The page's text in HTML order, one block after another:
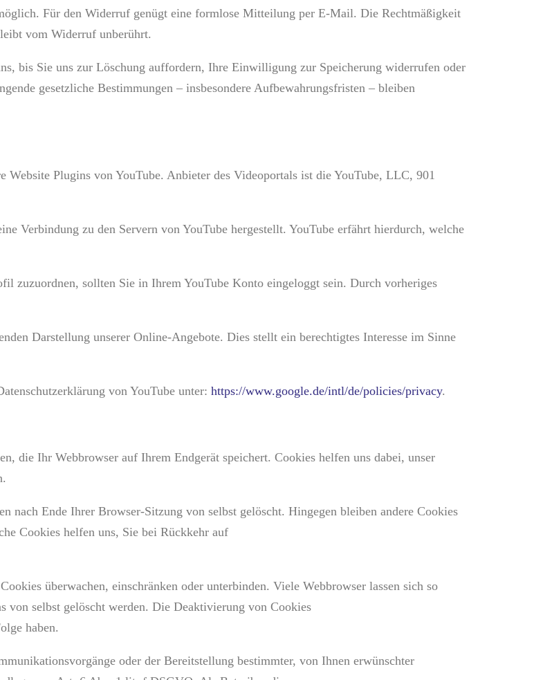
Für den Widerruf genügt eine formlose Mitteilung per E-Mail. Die Rechtmäßigkeit
vom Widerruf unberührt.
bis Sie uns zur Löschung auffordern, Ihre Einwilligung zur Speicherung widerrufen oder
gesetzliche Bestimmungen – insbesondere Aufbewahrungsfristen – bleiben
Plugins von YouTube. Anbieter des Videoportals ist die YouTube, LLC, 901
Verbindung zu den Servern von YouTube hergestellt. YouTube erfährt hierdurch, welche
zuzuordnen, sollten Sie in Ihrem YouTube Konto eingeloggt sein. Durch vorheriges
Darstellung unserer Online-Angebote. Dies stellt ein berechtigtes Interesse im Sinne
von YouTube unter: https://www.google.de/intl/de/policies/privacy.
die Ihr Webbrowser auf Ihrem Endgerät speichert. Cookies helfen uns dabei, unser
nach Ende Ihrer Browser-Sitzung von selbst gelöscht. Hingegen bleiben andere Cookies
Cookies helfen uns, Sie bei Rückkehr auf
überwachen, einschränken oder unterbinden. Viele Webbrowser lassen sich so
von selbst gelöscht werden. Die Deaktivierung von Cookies
haben.
oder der Bereitstellung bestimmter, von Ihnen erwünschter